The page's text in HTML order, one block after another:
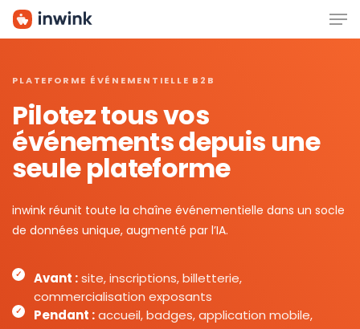
Skip
PLATEFORME ÉVÉNEMENTIELLE B2B
Pilotez tous vos
événements depuis une
seule plateforme
inwink réunit toute la chaîne événementielle dans un socle
de données unique, augmenté par l’IA.
Avant :site, inscriptions, billetterie,
commercialisation exposants
Pendant :accueil, badges, application mobile,